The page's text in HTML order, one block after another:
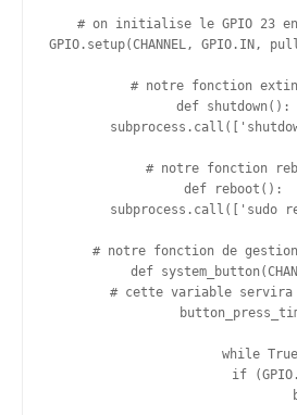
# on initialise le GPIO 23 en
GPIO.setup(CHANNEL, GPIO.IN,
# notre fonction
def shutdown():
# notre fonction
def reboot():
# notre fonction de
def